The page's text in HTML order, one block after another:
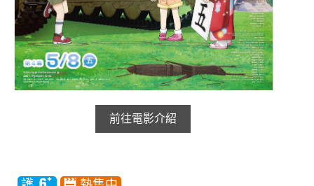
前往電影介紹
合作夥伴
商家介紹
加入iShow
會員活動
會員Q&A